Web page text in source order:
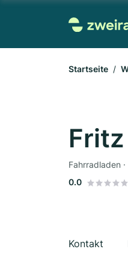
Startseite
Fritz
Fahrradladen
0.0
Kontakt